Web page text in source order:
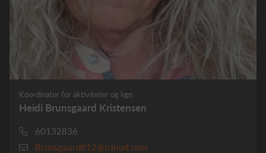
Koordinator for aktiviteter og lign.
Heidi Brunsgaard Kristensen
60132836
Brunsgaard812@icloud.com